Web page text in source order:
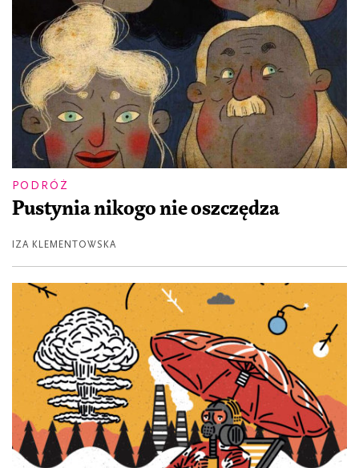
PODRÓŻ
Pustynia nikogo nie oszczędza
IZA KLEMENTOWSKA